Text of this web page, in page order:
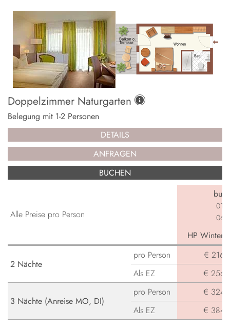
Doppelzimmer Naturgarten
Belegung mit 1-2 Personen
DETAILS
ANFRAGEN
BUCHEN
Alle Preise pro Person
HP
2 Nächte
pro Person
€ 216,-
Als EZ
€ 256,-
3 Nächte (Anreise MO, DI)
pro Person
€ 324,-
Als EZ
€ 384,-